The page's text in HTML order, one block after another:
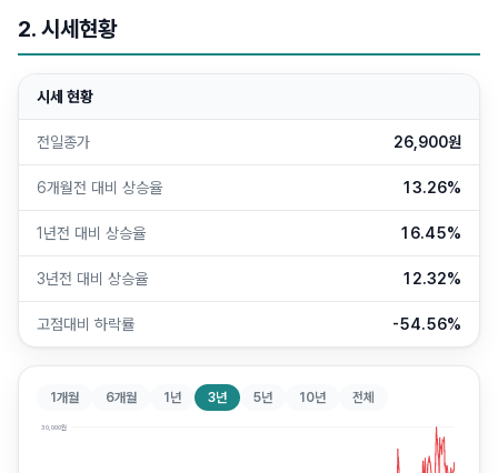
2. 시세현황
시세 현황
전일종가 26,900원
6개월전 대비 상승율 13.26%
1년전 대비 상승율 16.45%
3년전 대비 상승율 12.32%
고점대비 하락률 -54.56%
1개월 6개월 1년 3년 5년 10년 전체
30,000원